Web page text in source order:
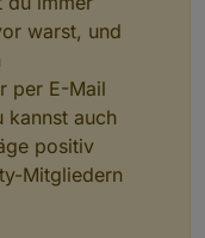
warst, und
per E-Mail
kannst auch
positiv
Mitgliedern